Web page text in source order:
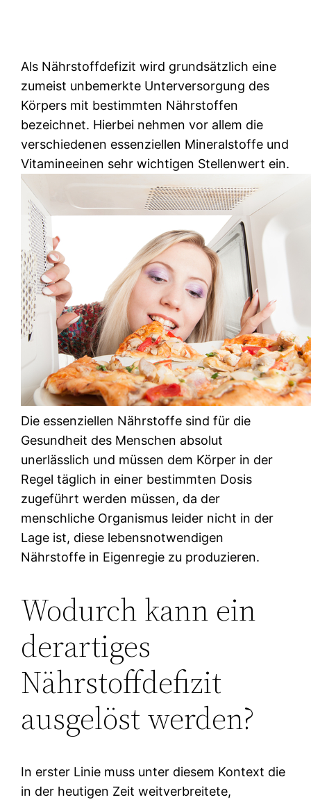
Als Nährstoffdefizit wird grundsätzlich eine
zumeist unbemerkte Unterversorgung des
Körpers mit bestimmten Nährstoffen
bezeichnet. Hierbei nehmen vor allem die
verschiedenen essenziellen Mineralstoffe und
Vitamineeinen sehr wichtigen Stellenwert ein.
Die essenziellen Nährstoffe sind für die
Gesundheit des Menschen absolut
unerlässlich und müssen dem Körper in der
Regel täglich in einer bestimmten Dosis
zugeführt werden müssen, da der
menschliche Organismus leider nicht in der
Lage ist, diese lebensnotwendigen
Nährstoffe in Eigenregie zu produzieren.
Wodurch kann ein
derartiges
Nährstoffdefizit
ausgelöst werden?
In erster Linie muss unter diesem Kontext die
in der heutigen Zeit weitverbreitete,